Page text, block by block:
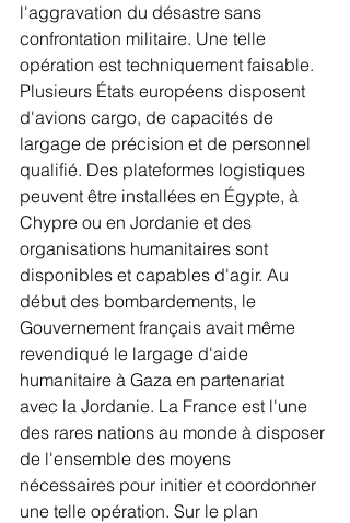
l'aggravation du désastre sans
confrontation militaire. Une telle
opération est techniquement faisable.
Plusieurs États européens disposent
d'avions cargo, de capacités de
largage de précision et de personnel
qualifié. Des plateformes logistiques
peuvent être installées en Égypte, à
Chypre ou en Jordanie et des
organisations humanitaires sont
disponibles et capables d'agir. Au
début des bombardements, le
Gouvernement français avait même
revendiqué le largage d'aide
humanitaire à Gaza en partenariat
avec la Jordanie. La France est l'une
des rares nations au monde à disposer
de l'ensemble des moyens
nécessaires pour initier et coordonner
une telle opération. Sur le plan